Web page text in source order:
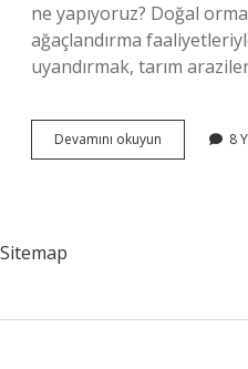
ne yapıyoruz? Doğal
ağaçlandırma
uyandırmak, tarım
Devamını okuyun Türkiyede
Çevre
8
Sitemap